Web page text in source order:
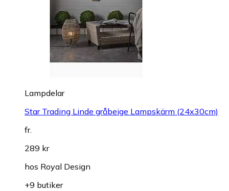
Lampdelar
Star Trading Linde gråbeige Lampskärm (24x30cm)
fr.
289 kr
hos Royal Design
+9 butiker